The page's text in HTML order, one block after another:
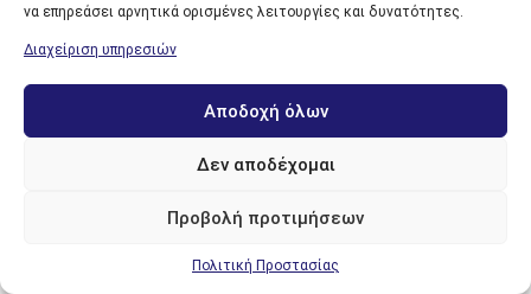
να επηρεάσει αρνητικά ορισμένες λειτουργίες και δυνατότητες.
Διαχείριση υπηρεσιών
Αποδοχή όλων
Δεν αποδέχομαι
Προβολή προτιμήσεων
Πολιτική Προστασίας
πληροφορίες από απώλεια, κακή χρήση, μεταβολή ή
καταστροφή. Οι συνεργάτες μας που μας υποστηρίζουν στη
λειτουργία αυτού του διαδικτυακού τόπου επίσης
συμμορφώνονται με αυτές τις διατάξεις. Ο Υπεύθυνος
Επεξεργασίας καταβάλλει κάθε εύλογη προσπάθεια να τηρεί
τα προσωπικά δεδομένα που συλλέγονται μόνο για το
χρονικό διάστημα για το οποίο χρειάζεται τα δεδομένα
ότου ζητηθεί η διαγραφή τους (εάν αυτό συμβεί νωρίτερα),
στην κείμενη νομοθεσία.